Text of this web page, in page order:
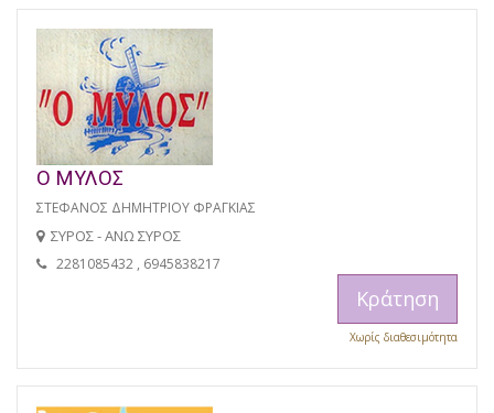
Ο ΜΥΛΟΣ
ΣΤΕΦΑΝΟΣ ΔΗΜΗΤΡΙΟΥ ΦΡΑΓΚΙΑΣ
ΣΥΡΟΣ - ΑΝΩ ΣΥΡΟΣ
2281085432 , 6945838217
Κράτηση
Χωρίς διαθεσιμότητα